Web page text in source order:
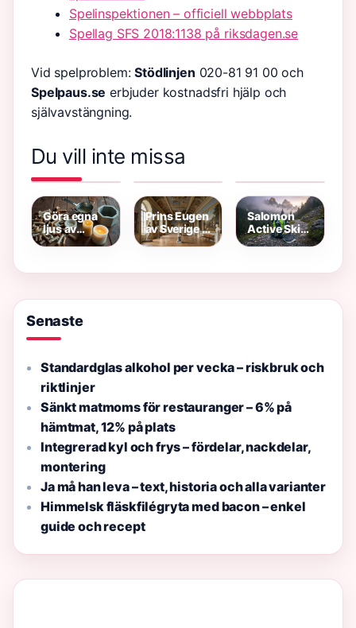
Spelinspektionen – officiell webbplats
Spellag SFS 2018:1138 på riksdagen.se
Vid spelproblem:Stödlinjen 020-81 91 00 och
Spelpaus.se erbjuder kostnadsfri hjälp och
självavstängning.
Du vill inte missa
Smal
bänkpress:
Komplett
fördelar &
kg-
standarder
Blodtrycksmätare
bäst i test
rekommendationerBättre Vård
Göra egna
ljus av
gammalt
Prins Eugen
av Sverige –
Konst,
Salomon
Active Skin
4 –
Senaste
Standardglas alkohol per vecka – riskbruk och
riktlinjer
Sänkt matmoms för restauranger – 6% på
hämtmat, 12% på plats
Integrerad kyl och frys – fördelar, nackdelar,
montering
Ja må han leva – text, historia och alla varianter
Himmelsk fläskfilégryta med bacon – enkel
guide och recept